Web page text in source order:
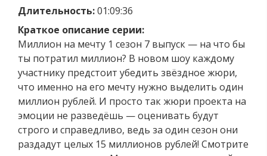
Длительность:01:09:36
Краткое описание серии:
Миллион на мечту 1 сезон 7 выпуск — на что бы
ты потратил миллион? В новом шоу каждому
участнику предстоит убедить звёздное жюри,
что именно на его мечту нужно выделить один
миллион рублей. И просто так жюри проекта на
эмоции не разведёшь — оценивать будут
строго и справедливо, ведь за один сезон они
раздадут целых 15 миллионов рублей! Смотрите